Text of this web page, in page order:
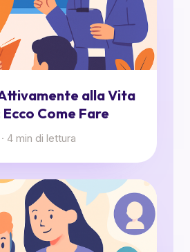
alla Vita
Come Fare
· 4 min di lettura